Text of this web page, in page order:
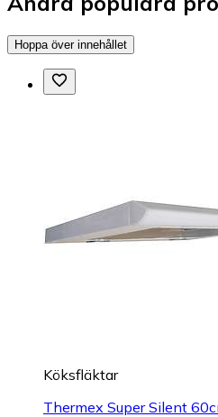
Hoppa över innehållet
Köksfläktar
Thermex Super Silent